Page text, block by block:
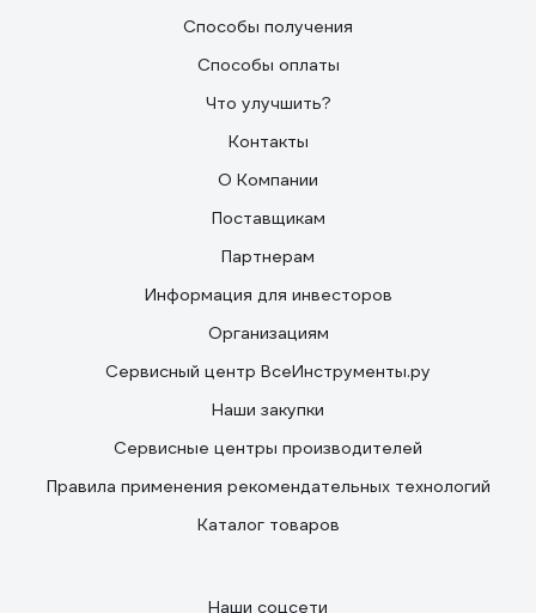
Способы получения
Способы оплаты
Что улучшить?
Контакты
О Компании
Поставщикам
Партнерам
Информация для инвесторов
Организациям
Сервисный центр ВсеИнструменты.ру
Наши закупки
Сервисные центры производителей
Правила применения рекомендательных технологий
Каталог товаров
Наши соцсети